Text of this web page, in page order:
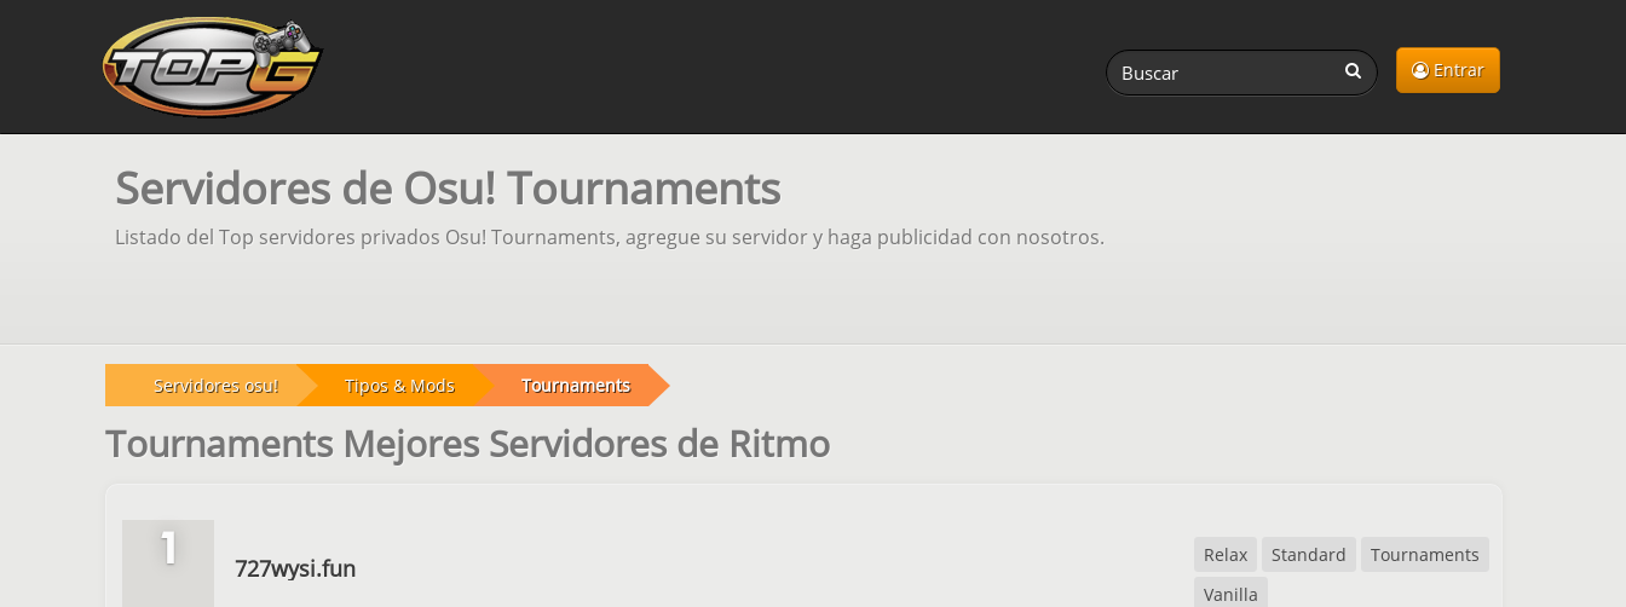
Entrar
Servidores de Osu! Tournaments
Listado del Top servidores privados Osu! Tournaments, agregue su servidor y haga publicidad con nosotros.
Servidores osu! Tipos & Mods Tournaments
Tournaments Mejores Servidores de Ritmo
1 727wysi.fun Relax Standard
Tournaments
Vanilla